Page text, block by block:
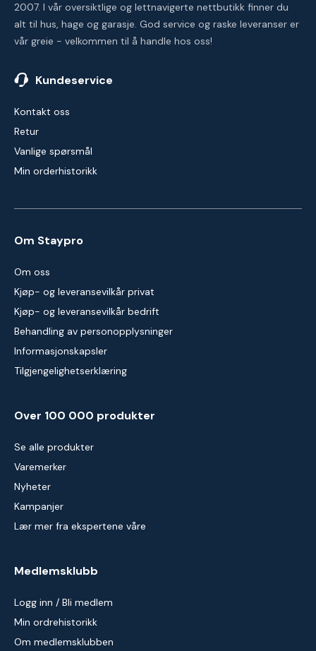
2007. I vår oversiktlige og lettnavigerte nettbutikk finner du
alt til hus, hage og garasje. God service og raske leveranser er
vår greie - velkommen til å handle hos oss!
Kundeservice
Kontakt oss
Retur
Vanlige spørsmål
Min orderhistorikk
Om Staypro
Om oss
Kjøp- og leveransevilkår privat
Kjøp- og leveransevilkår bedrift
Behandling av personopplysninger
Informasjonskapsler
Tilgjengelighetserklæring
Over 100 000 produkter
Se alle produkter
Varemerker
Nyheter
Kampanjer
Lær mer fra ekspertene våre
Medlemsklubb
Logg inn / Bli medlem
Min ordrehistorikk
Om medlemsklubben